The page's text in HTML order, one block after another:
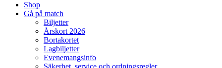
Shop
Gå på match
Biljetter
Årskort 2026
Bortakortet
Lagbiljetter
Evenemangsinfo
Säkerhet, service och ordningsregler